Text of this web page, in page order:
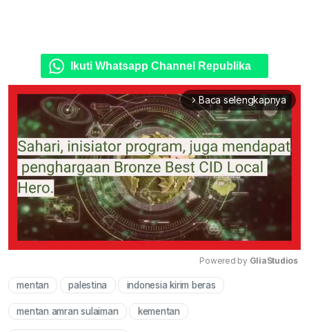
Ikuti Whatsapp Channel Republika
arrow_forward_ios Baca selengkapnya
Powered by GliaStudios
mentan palestina indonesia kirim beras
mentan amran sulaiman kementan